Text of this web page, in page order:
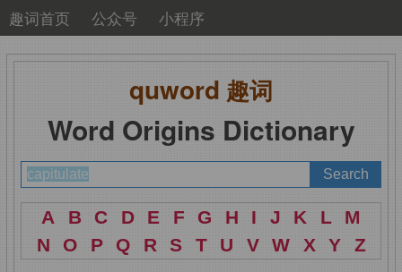
趣词首页 公众号 小程序
quword 趣词
Word Origins Dictionary
A B C D E F G H I J K L
M
N
O P Q R S T U V W X Y Z